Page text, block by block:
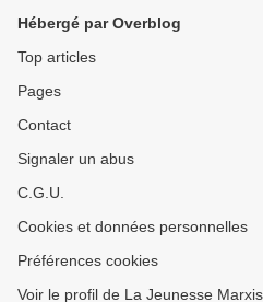
Hébergé par Overblog
Top articles
Pages
Contact
Signaler un abus
C.G.U.
Cookies et données personnelles
Préférences cookies
Voir le profil de La Jeunesse